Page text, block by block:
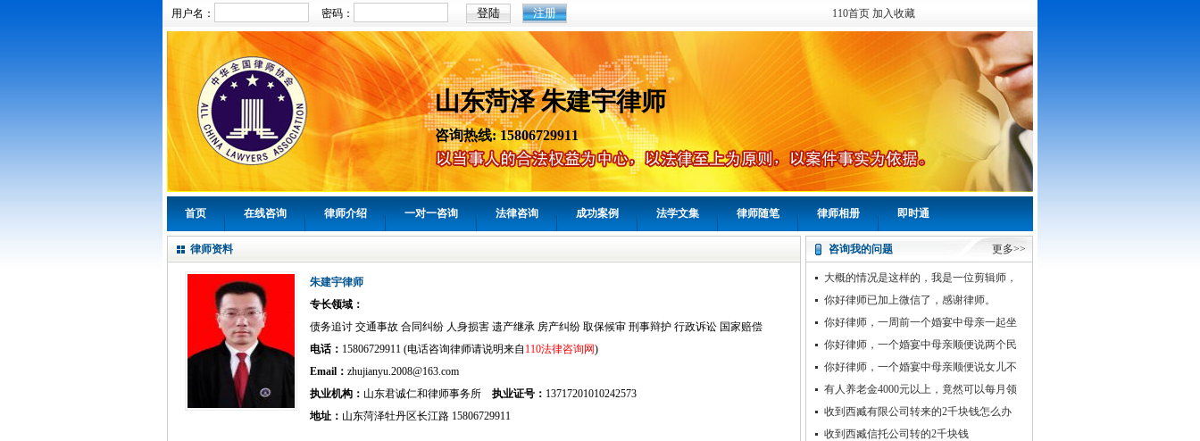
用户名： 密码： 注册 110首页 加入收藏
山东菏泽 朱建宇律师
咨询热线: 15806729911
首页 在线咨询 律师介绍 一对一咨询 法律咨询 成功案例 法学文集 律师随笔 律师相册 即时通
律师资料
朱建宇律师
专长领域：
债务追讨 交通事故 合同纠纷 人身损害 遗产继承 房产纠纷 取保候审 刑事辩护 行政诉讼 国家赔偿
电话： 15806729911 (电话咨询律师请说明来自 110法律咨询网)
Email： zhujianyu.2008@163.com
执业机构： 山东君诚仁和律师事务所 执业证号： 13717201010242573
地址： 山东菏泽牡丹区长江路 15806729911
咨询我的问题 更多>>
大概的情况是这样的，我是一位剪辑师，
20号有个人我我给他剪辑视频第一次看效果
你好律师已加上微信了，感谢律师。
你好律师，一周前一个婚宴中母亲一起坐
五六个人前顺口说漏三周前的维汉通婚的女
孩)女儿不给了
你好律师，一个婚宴中母亲顺便说两个民
族通婚的女儿不给了，给别人家了
你好律师，一个婚宴中母亲顺便说女儿不
给了，给别人家了。女孩结婚前母亲说愿意
当儿媳妇
有人养老金4000元以上，竟然可以每月领
低保，这种情况可以举
收到西臧有限公司转来的2千块钱怎么办
收到西臧信托公司转的2千块钱